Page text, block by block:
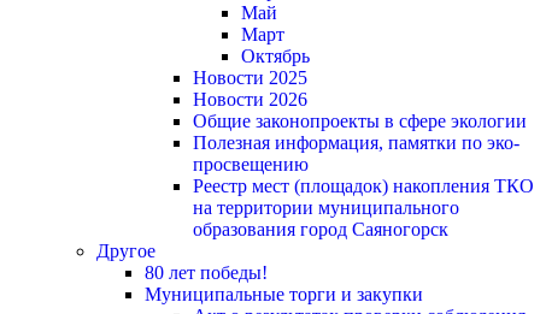
Май
Март
Октябрь
Новости 2025
Новости 2026
Общие законопроекты в сфере экологии
Полезная информация, памятки по эко-
просвещению
Реестр мест (площадок) накопления ТКО
на территории муниципального
образования город Саяногорск
Другое
80 лет победы!
Муниципальные торги и закупки